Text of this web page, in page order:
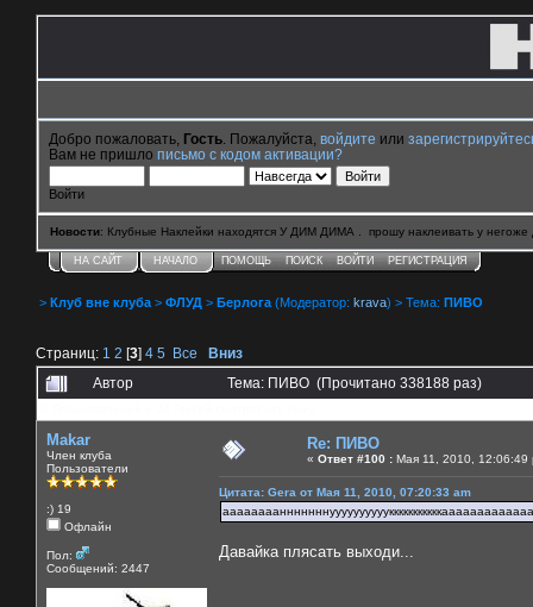
Добро пожаловать, Гость . Пожалуйста, войдите или
Вам не пришло письмо с кодом активации?
Войти
Новости: Клубные Наклейки находятся У ДИМ ДИМА . прошу наклеивать у негоже
НА САЙТ НАЧАЛО ПОМОЩЬ ПОИСК ВОЙТИ РЕГИСТРАЦИЯ
> Клуб вне клуба > ФЛУД > Берлога (Модератор: krava) > Тема: ПИВО
Страниц: 1 2 [3] 4 5 Все
Вниз
Автор
Тема: ПИВО (Прочитано 338188 раз)
Makar
Член клуба
Пользователи
:) 19
Офлайн
Пол:
Сообщений: 2447
Re: ПИВО
« Ответ #100 : Мая 11, 2010, 12:06:49
Цитата: Gera от Мая 11, 2010, 07:20:33 am
Давайка плясать выходи...